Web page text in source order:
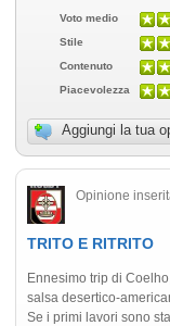
Voto medio
Stile
Contenuto
Piacevolezza
Aggiungi la tua
Opinione
TRITO E RITRITO
Ennesimo trip di
salsa desertico-
Se i primi lavori sono